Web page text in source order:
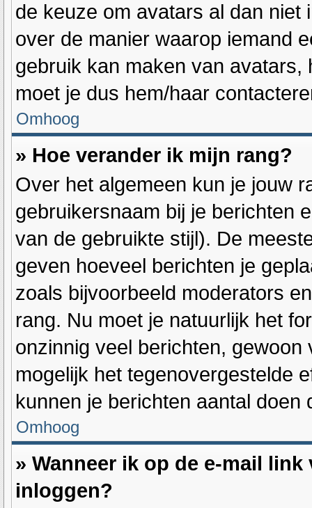
de keuze om avatars al dan niet
over de manier waarop iemand
gebruik kan maken van
moet je dus hem/haar
Omhoog
» Hoe verander ik mijn rang?
Over het algemeen kun je jouw
gebruikersnaam bij je berichten
van de gebruikte stijl). De
geven hoeveel berichten je
zoals bijvoorbeeld moderators
rang. Nu moet je natuurlijk het
onzinnig veel berichten,
mogelijk het tegenovergestelde
kunnen je berichten aantal doen
Omhoog
» Wanneer ik op de e-mail
inloggen?